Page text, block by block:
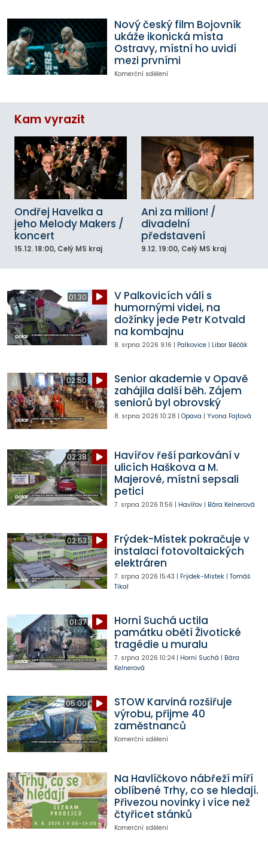
Nový český film Bojovník
ukáže ikonická místa
Ostravy, místní ho uvidí
mezi prvními
Komerční sdělení
Kam vyrazit
Ondřej Havelka a
jeho Melody Makers /
koncert
15.12. 18:00, Celý MS kraj
Ani za milion! /
divadelní
představení
9.12. 19:00, Celý MS kraj
01:30
V Palkovicích válí s
humornými videi, na
dožínky jede Petr Kotvald
na kombajnu
8. srpna 2026 9:16 | Palkovice| Libor Běčák
02:50
Senior akademie v Opavě
zahájila další běh. Zájem
seniorů byl obrovský
8. srpna 2026 10:28 | Opava | Yvona Fajtová
02:38
Havířov řeší parkování v
ulicích Haškova a M.
Majerové, místní sepsali
petici
7. srpna 2026 11:56 | Havířov| Bára Kelnerová
02:53
Frýdek-Místek pokračuje v
instalaci fotovoltaických
elektráren
7. srpna 2026 15:43 | Frýdek-Místek| Tomáš
Tikal
01:37
Horní Suchá uctila
památku obětí Životické
tragédie u muralu
7. srpna 2026 10:24| Horní Suchá | Bára
Kelnerová
05:00
STOW Karviná rozšiřuje
výrobu, přijme 40
zaměstnanců
Komerční sdělení
Na Havlíčkovo nábřeží míří
oblíbené Trhy, co se hledají.
Přivezou novinky i více než
čtyřicet stánků
Komerční sdělení